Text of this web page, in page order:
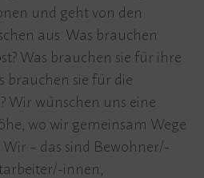
und geht von den
aus. Was brauchen
Was brauchen sie für ihre
brauchen sie für die
Wir wünschen uns eine
wo wir gemeinsam Wege
– das sind Bewohner/-
innen,